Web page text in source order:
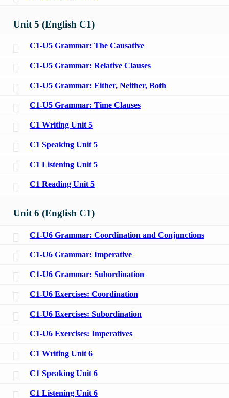
Unit 5 (English C1)
C1-U5 Grammar: The Causative
C1-U5 Grammar: Relative Clauses
C1-U5 Grammar: Either, Neither, Both
C1-U5 Grammar: Time Clauses
C1 Writing Unit 5
C1 Speaking Unit 5
C1 Listening Unit 5
C1 Reading Unit 5
Unit 6 (English C1)
C1-U6 Grammar: Coordination and Conjunctions
C1-U6 Grammar: Imperative
C1-U6 Grammar: Subordination
C1-U6 Exercises: Coordination
C1-U6 Exercises: Subordination
C1-U6 Exercises: Imperatives
C1 Writing Unit 6
C1 Speaking Unit 6
C1 Listening Unit 6